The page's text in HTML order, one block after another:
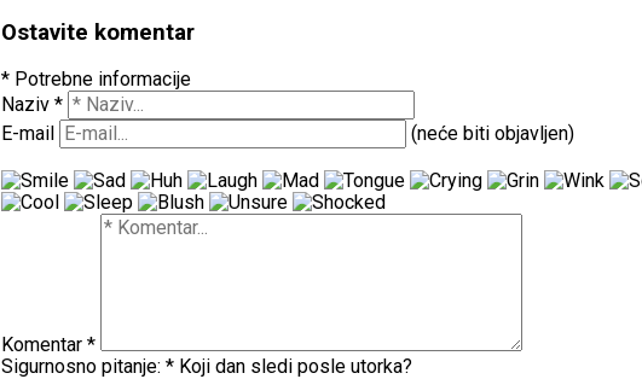
Ostavite komentar
* Potrebne informacije
Naziv *
E-mail
(neće biti objavljen)
Komentar *
Sigurnosno pitanje: * Koji dan sledi posle utorka?